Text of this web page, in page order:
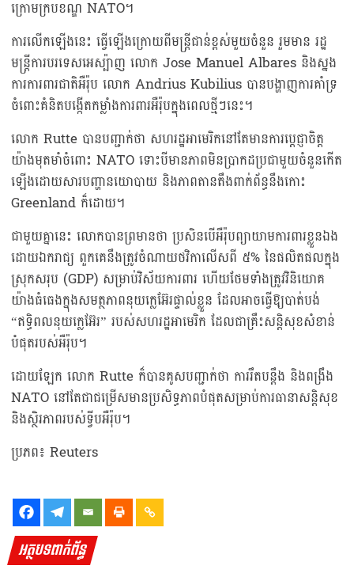
ក្រោមក្របខណ្ឌ NATO។
ការលើកឡើងនេះ ធ្វើឡើងក្រោយពីមន្ត្រីជាន់ខ្ពស់មួយចំនួន រួមមាន រដ្ឋ
មន្ត្រីការបរទេសអេស្ប៉ាញ លោក Jose Manuel Albares និងស្នង
ការការពារជាតិអឺរ៉ុប លោក Andrius Kubilius បានបង្ហាញការគាំទ្រ
ចំពោះគំនិតបង្កើតកម្លាំងការពារអឺរ៉ុបក្នុងពេលថ្មីៗនេះ។
លោក Rutte បានបញ្ជាក់ថា សហរដ្ឋអាមេរិកនៅតែមានការប្តេជ្ញាចិត្ត
យ៉ាងមុតមាំចំពោះ NATO ទោះបីមានភាពមិនប្រាកដប្រជាមួយចំនួនកើត
ឡើងដោយសារបញ្ហានយោបាយ និងភាពតានតឹងពាក់ព័ន្ធនឹងកោះ
Greenland ក៏ដោយ។
ជាមួយគ្នានេះ លោកបានព្រមានថា ប្រសិនបើអឺរ៉ុបព្យាយាមការពារខ្លួនឯង
ដោយឯករាជ្យ ពួកគេនឹងត្រូវចំណាយថវិកាលើសពី ៥% នៃផលិតផលក្នុង
ស្រុកសរុប (GDP) សម្រាប់វិស័យការពារ ហើយថែមទាំងត្រូវវិនិយោគ
យ៉ាងធំធេងក្នុងសមត្ថភាពនុយក្លេអ៊ែរផ្ទាល់ខ្លួន ដែលអាចធ្វើឱ្យបាត់បង់
“ឥទ្ធិពលនុយក្លេអ៊ែរ” របស់សហរដ្ឋអាមេរិក ដែលជាគ្រឹះសន្តិសុខសំខាន់
បំផុតរបស់អឺរ៉ុប។
ដោយឡែក លោក Rutte ក៏បានគូសបញ្ជាក់ថា ការរឹតបន្តឹង និងពង្រឹង
NATO នៅតែជាជម្រើសមានប្រសិទ្ធភាពបំផុតសម្រាប់ការធានាសន្តិសុខ
និងស្ថិរភាពរបស់ទ្វីបអឺរ៉ុប។
ប្រភព៖ Reuters
អត្ថបទពាក់ព័ន្ធ